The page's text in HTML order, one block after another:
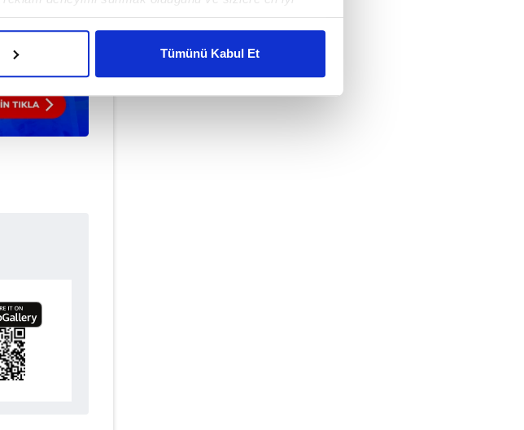
noktada, reklamların maliyetlerimizi karşılamak
hedefli reklamlar gösterilmeyecektir."
ve üçüncü kişilere ait çerezler kullanılmaktadır. Bu
çerezler bilgi toplumu hizmetlerinin sunulması
Aydınlatma Metnimizi okumak ve sitemizde ilgili
Tümünü Kabul Et